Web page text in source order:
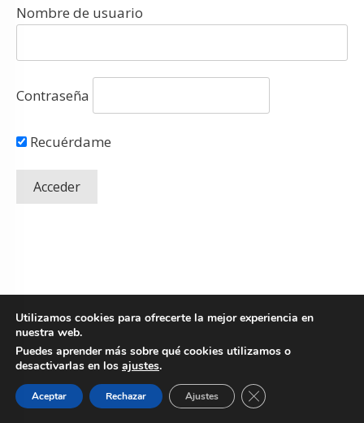
Nombre de usuario
Contraseña
Recuérdame
Copyright© 2026 Fresh Mentoring SLU.
Todos los derechos reservados
Política de Privacidad
Utilizamos cookies para ofrecerte la mejor experiencia en
nuestra web.
Puedes aprender más sobre qué cookies utilizamos o
desactivarlas en los ajustes.
Aceptar Rechazar Ajustes Cerrar el banner de